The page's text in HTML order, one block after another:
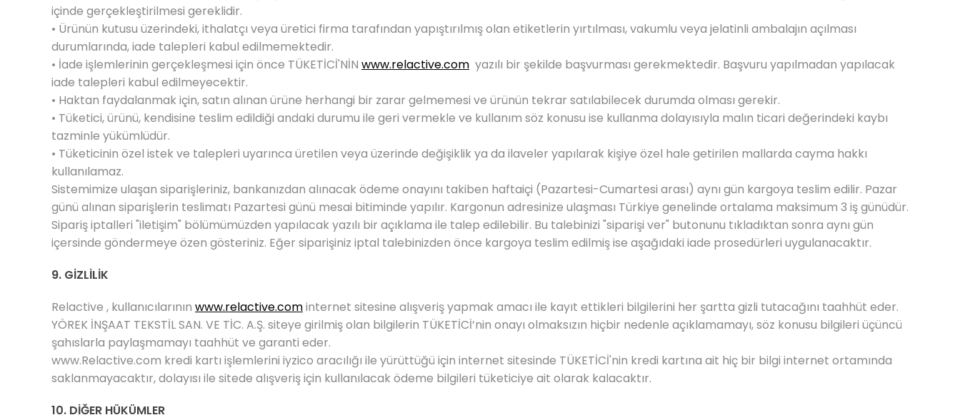
içinde gerçekleştirilmesi gereklidir.
• Ürünün kutusu üzerindeki, ithalatçı veya üretici firma tarafından yapıştırılmış olan etiketlerin yırtılması, vakumlu veya jelatinli ambalajın açılması
durumlarında, iade talepleri kabul edilmemektedir.
• İade işlemlerinin gerçekleşmesi için önce TÜKETİCİ'NİN www.relactive.com yazılı bir şekilde başvurması gerekmektedir. Başvuru yapılmadan yapılacak
iade talepleri kabul edilmeyecektir.
• Haktan faydalanmak için, satın alınan ürüne herhangi bir zarar gelmemesi ve ürünün tekrar satılabilecek durumda olması gerekir.
• Tüketici, ürünü, kendisine teslim edildiği andaki durumu ile geri vermekle ve kullanım söz konusu ise kullanma dolayısıyla malın ticari değerindeki kaybı
tazminle yükümlüdür.
• Tüketicinin özel istek ve talepleri uyarınca üretilen veya üzerinde değişiklik ya da ilaveler yapılarak kişiye özel hale getirilen mallarda cayma hakkı
kullanılamaz.
Sistemimize ulaşan siparişleriniz, bankanızdan alınacak ödeme onayını takiben haftaiçi (Pazartesi-Cumartesi arası) aynı gün kargoya teslim edilir. Pazar
günü alınan siparişlerin teslimatı Pazartesi günü mesai bitiminde yapılır. Kargonun adresinize ulaşması Türkiye genelinde ortalama maksimum 3 iş günüdür.
Sipariş iptalleri "iletişim" bölümümüzden yapılacak yazılı bir açıklama ile talep edilebilir. Bu talebinizi "siparişi ver" butonunu tıkladıktan sonra aynı gün
içersinde göndermeye özen gösteriniz. Eğer siparişiniz iptal talebinizden önce kargoya teslim edilmiş ise aşağıdaki iade prosedürleri uygulanacaktır.
9. GİZLİLİK
Relactive , kullanıcılarının www.relactive.cominternet sitesine alışveriş yapmak amacı ile kayıt ettikleri bilgilerini her şartta gizli tutacağını taahhüt eder.
YÖREK İNŞAAT TEKSTİL SAN. VE TİC. A.Ş. siteye girilmiş olan bilgilerin TÜKETİCİ’nin onayı olmaksızın hiçbir nedenle açıklamamayı, söz konusu bilgileri üçüncü
şahıslarla paylaşmamayı taahhüt ve garanti eder.
www.Relactive.com kredi kartı işlemlerini iyzico aracılığı ile yürüttüğü için internet sitesinde TÜKETİCİ'nin kredi kartına ait hiç bir bilgi internet ortamında
saklanmayacaktır, dolayısı ile sitede alışveriş için kullanılacak ödeme bilgileri tüketiciye ait olarak kalacaktır.
10. DİĞER HÜKÜMLER